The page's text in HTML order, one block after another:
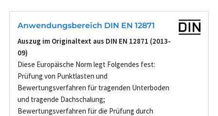
Anwendungsbereich DIN EN 12871
Auszug im Originaltext aus DIN EN 12871 (2013-
09)
Diese Europäische Norm legt Folgendes fest:
Prüfung von Punktlasten und
Bewertungsverfahren für tragenden Unterboden
und tragende Dachschalung;
Bewertungsverfahren für die Prüfung durch